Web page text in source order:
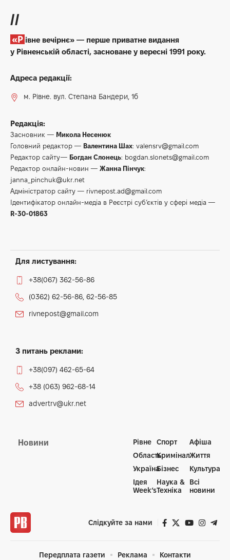
//
«Рівне вечірнє» — перше приватне видання
у Рівненській області, засноване у вересні 1991 року.
Адреса редакції:
м. Рівне. вул. Степана Бандери, 1б
Редакція:
Засновник — Микола Несенюк
Головний редактор — Валентина Шах: valensrv@gmail.com
Редактор сайту— Богдан Слонець: bogdan.slonets@gmail.com
Редактор онлайн-новин — Жанна Пінчук:
janna_pinchuk@ukr.net
Адміністратор сайту — rivnepost.ad@gmail.com
Ідентифікатор онлайн-медіа в Реєстрі суб’єктів у сфері медіа —
R-30-01863
Для листування:
+38(067) 362-56-86
(0362) 62-56-86, 62-56-85
rivnepost@gmail.com
З питань реклами:
+38(097) 462-65-64
+38 (063) 962-68-14
advertrv@ukr.net
Новини
Рівне
Область
Україна
Ідея
Week’s
Спорт
Кримінал
Бізнес
Наука &
Техніка
Афіша
Життя
Культура
Всі
новини
Слідкуйте за нами
Передплата газети Реклама Контакти